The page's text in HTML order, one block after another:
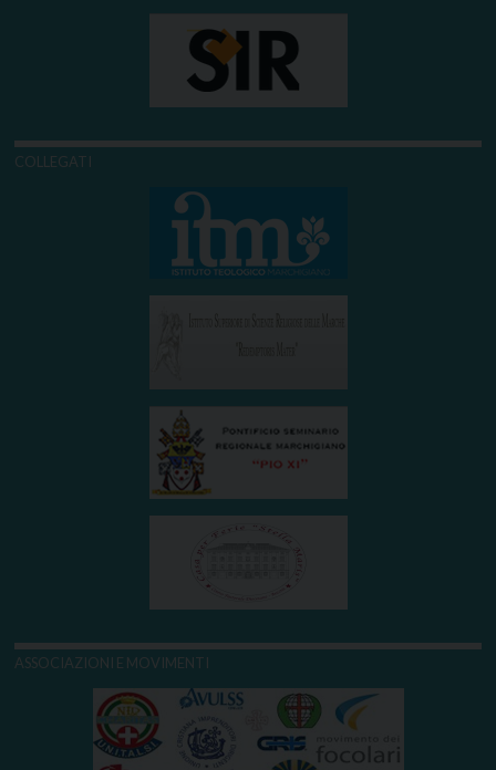
COLLEGATI
ASSOCIAZIONI E MOVIMENTI